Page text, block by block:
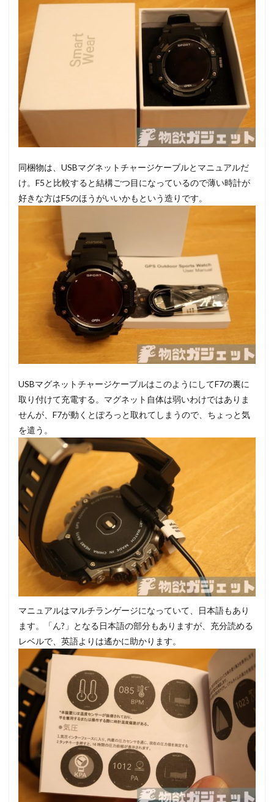
同梱物は、USBマグネットチャージケーブルとマニュアルだ
け。F5と比較すると結構ごつ目になっているので薄い時計が
好きな方はF5のほうがいいかもという造りです。
USBマグネットチャージケーブルはこのようにしてF7の裏に
取り付けて充電する。マグネット自体は弱いわけではありま
せんが、F7が動くとぽろっと取れてしまうので、ちょっと気
を遣う。
マニュアルはマルチランゲージになっていて、日本語もあり
ます。「ん?」となる日本語の部分もありますが、充分読める
レベルで、英語よりは遙かに助かります。